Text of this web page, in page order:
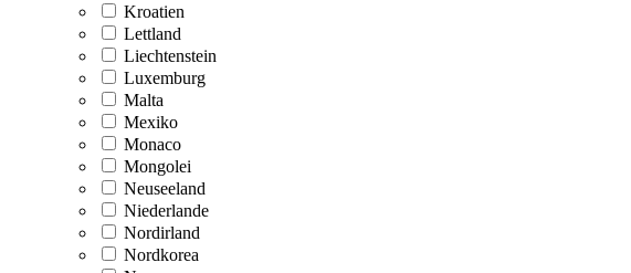
Kroatien
Lettland
Liechtenstein
Luxemburg
Malta
Mexiko
Monaco
Mongolei
Neuseeland
Niederlande
Nordirland
Nordkorea